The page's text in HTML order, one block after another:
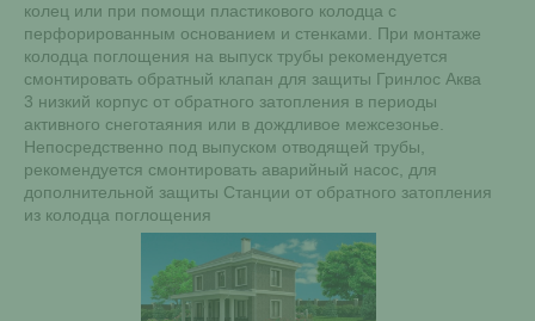
колец или при помощи пластикового колодца с
перфорированным основанием и стенками. При монтаже
колодца поглощения на выпуск трубы рекомендуется
смонтировать обратный клапан для защиты Гринлос Аква
3 низкий корпус от обратного затопления в периоды
активного снеготаяния или в дождливое межсезонье.
Непосредственно под выпуском отводящей трубы,
рекомендуется смонтировать аварийный насос, для
дополнительной защиты Станции от обратного затопления
из колодца поглощения